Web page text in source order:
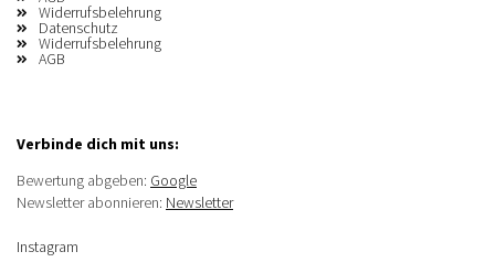
Widerrufsbelehrung
Datenschutz
Widerrufsbelehrung
AGB
Verbinde dich mit uns:
Bewertung abgeben: Google
Newsletter abonnieren: Newsletter
Instagram